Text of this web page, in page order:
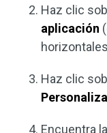
Haz clic
aplicación
Haz clic
Encuentra